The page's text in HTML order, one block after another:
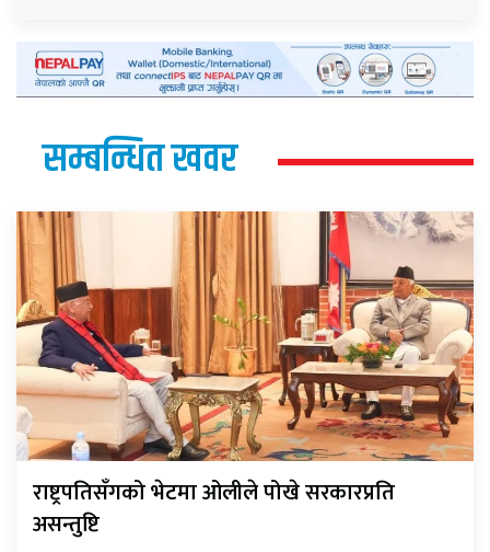
सम्बन्धित खवर
राष्ट्रपतिसँगको भेटमा ओलीले पोखे सरकारप्रति
असन्तुष्टि